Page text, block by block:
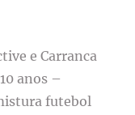
e Carranca
anos –
futebol